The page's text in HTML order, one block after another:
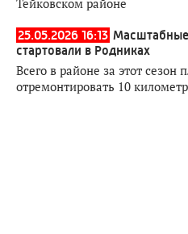
Тейковском районе
25.05.2026 16:13
стартовали в Родниках
Всего в районе за этот сезон
отремонтировать 10